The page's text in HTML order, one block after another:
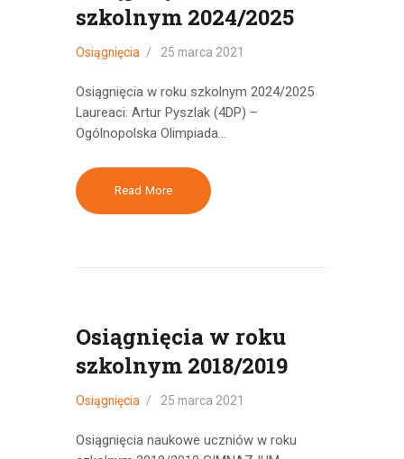
szkolnym 2024/2025
Osiągnięcia 25 marca 2021
Osiągnięcia w roku szkolnym 2024/2025
Laureaci: Artur Pyszlak (4DP) –
Ogólnopolska Olimpiada…
Read More
Osiągnięcia w roku
szkolnym 2018/2019
Osiągnięcia 25 marca 2021
Osiągnięcia naukowe uczniów w roku